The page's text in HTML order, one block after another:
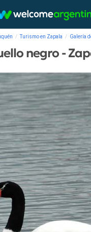
Turismo en Zapala Galería
negro -